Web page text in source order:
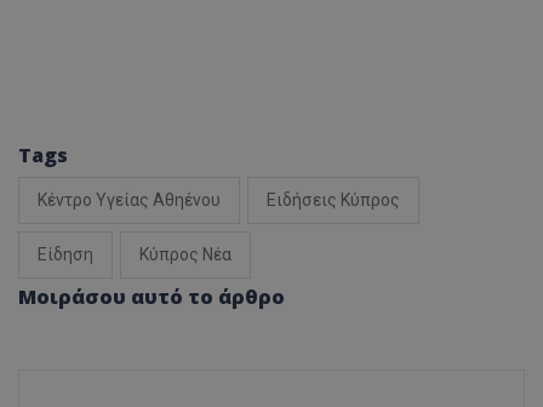
Tags
Κέντρο Υγείας Αθηένου Ειδήσεις Κύπρος
Είδηση Κύπρος Νέα
Μοιράσου αυτό το άρθρο